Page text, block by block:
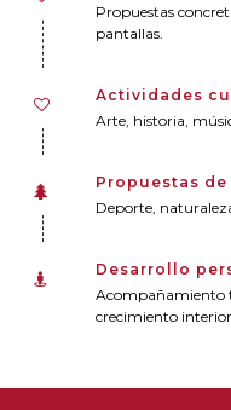
Propuestas
pantallas.
Actividades
Arte, historia,
Propuestas
Deporte,
Desarrollo
Acompañamiento
crecimiento interior.